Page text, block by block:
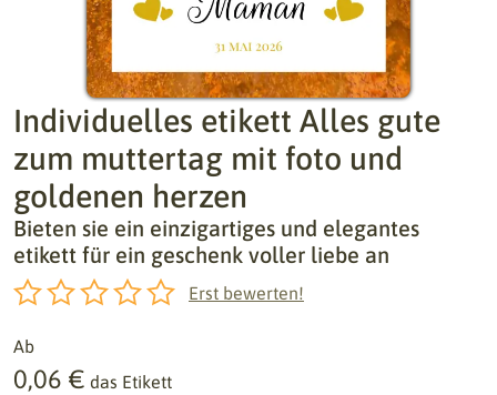
Individuelles etikett Alles gute
zum muttertag mit foto und
goldenen herzen
Bieten sie ein einzigartiges und elegantes
etikett für ein geschenk voller liebe an
Erst bewerten!
Ab
0,06 € das Etikett